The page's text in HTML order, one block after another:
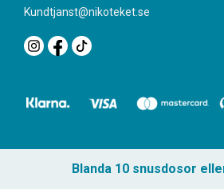
Kundtjanst@nikoteket.se
Blanda 10 snusdosor